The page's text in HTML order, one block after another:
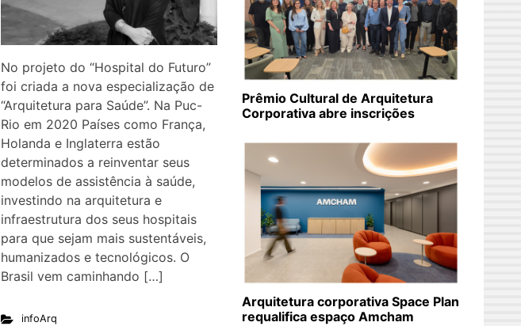
No projeto do “Hospital do Futuro”
foi criada a nova especialização de
“Arquitetura para Saúde”. Na Puc-
Rio em 2020 Países como França,
Holanda e Inglaterra estão
determinados a reinventar seus
modelos de assistência à saúde,
investindo na arquitetura e
infraestrutura dos seus hospitais
para que sejam mais sustentáveis,
humanizados e tecnológicos. O
Brasil vem caminhando […]
infoArq
Prêmio Cultural de Arquitetura
Corporativa abre inscrições
Arquitetura corporativa Space Plan
requalifica espaço Amcham